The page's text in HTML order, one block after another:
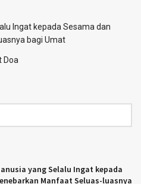
Ingat kepada Sesama dan
bagi Umat
Doa
yang Selalu Ingat kepada
Manfaat Seluas-luasnya